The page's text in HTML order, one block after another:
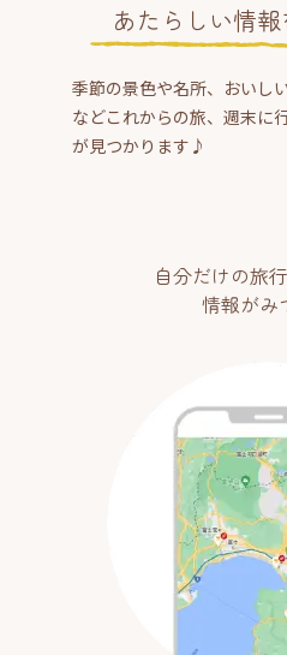
あたらしい情
季節の景色や名所、おいし
などこれからの旅、週末に
が見つかります♪
自分だけの旅
情報がみ